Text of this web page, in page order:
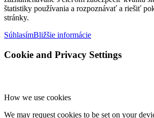
štatistiky používania a rozpoznávať a riešiť
stránky.
SúhlasímBližšie informácie
Cookie and Privacy Settings
How we use cookies
We may request cookies to be set on your